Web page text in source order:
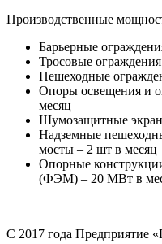
Производственные
Барьерные
Тросовые
Пешеходные
Опоры освещения и
месяц
Шумозащитные
Надземные
мосты – 2 шт в месяц
Опорные
(ФЭМ) – 20 МВт в
С 2017 года Предприятие